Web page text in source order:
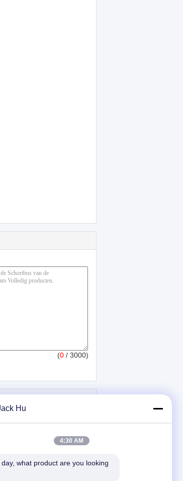
(0 / 3000)
Hu
4:30 AM
what product are you looking